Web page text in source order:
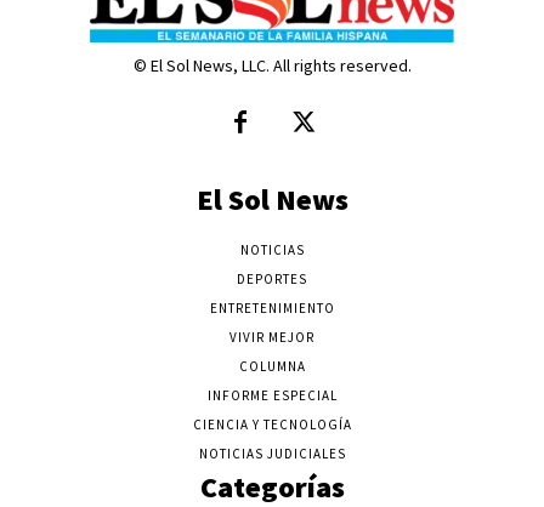
© El Sol News, LLC. All rights reserved.
El Sol News
NOTICIAS
DEPORTES
ENTRETENIMIENTO
VIVIR MEJOR
COLUMNA
INFORME ESPECIAL
CIENCIA Y TECNOLOGÍA
NOTICIAS JUDICIALES
Categorías